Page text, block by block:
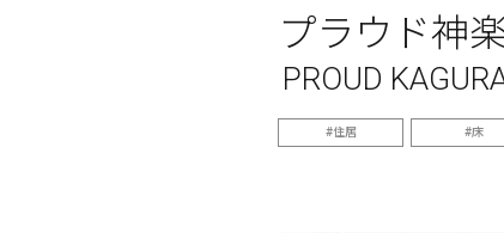
プラウド神
PROUD
住居 床